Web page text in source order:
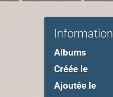
Information
Albums
Créée le
Ajoutée le